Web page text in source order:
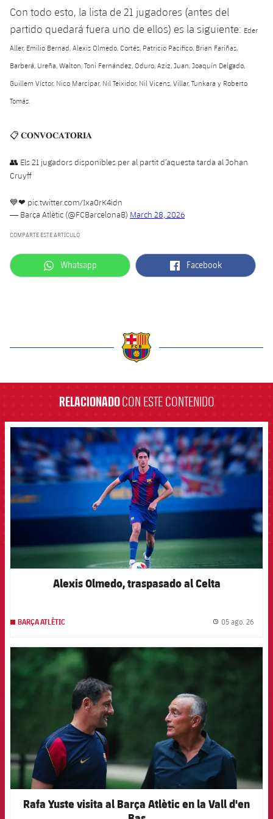
Con todo esto, la lista de 21 jugadores (antes del
partido quedará fuera uno de ellos) es la siguiente: Eder
Aller, Emilio Bernad, Alexis Olmedo, Cortés, Patricio Pacifico, Brian Fariñas,
Barberá, Ureña, Walton, Toni Fernández, Oduro, Aziz, Juan, Joaquín Delgado,
Guillem Víctor, Nico Marcipar, Nil Teixidor, Nil Vicens, Villar, Tunkara y Roberto
Tomás.
📋 𝐂𝐎𝐍𝐕𝐎𝐂𝐀𝐓𝐎̀𝐑𝐈𝐀
👥 Els 21 jugadors disponibles per al partit d’aquesta tarda al Johan
Cruyff
💙❤ pic.twitter.com/Ixa0rK4idn
— Barça Atlètic (@FCBarcelonaB) March 28, 2026
COMPARTE ESTE ARTÍCULO
label.aria.whatsapp
Whatsapp label.aria.facebook
Facebook
RELACIONADOCON ESTE CONTENIDO
FCB Barcelona badge
Alexis Olmedo, traspasado al Celta
BARÇA ATLÈTIC 05 ago. 26
FCB Barcelona badge
Rafa Yuste visita al Barça Atlètic en la Vall d'en